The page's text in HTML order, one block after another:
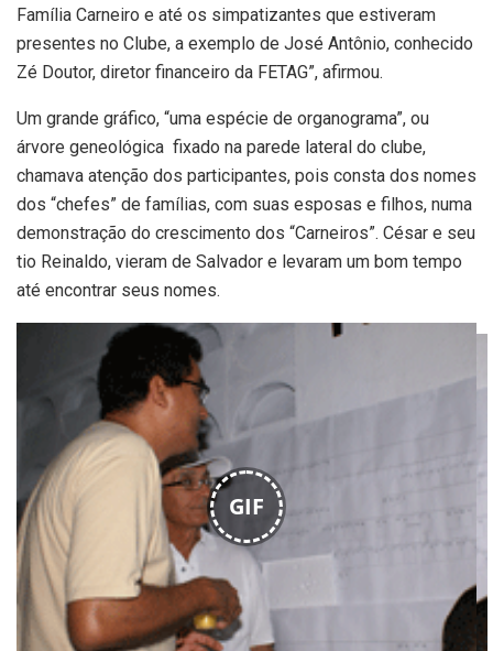
Família Carneiro e até os simpatizantes que estiveram
presentes no Clube, a exemplo de José Antônio, conhecido
Zé Doutor, diretor financeiro da FETAG”, afirmou.
Um grande gráfico, “uma espécie de organograma”, ou
árvore geneológica fixado na parede lateral do clube,
chamava atenção dos participantes, pois consta dos nomes
dos “chefes” de famílias, com suas esposas e filhos, numa
demonstração do crescimento dos “Carneiros”. César e seu
tio Reinaldo, vieram de Salvador e levaram um bom tempo
até encontrar seus nomes.
GIF